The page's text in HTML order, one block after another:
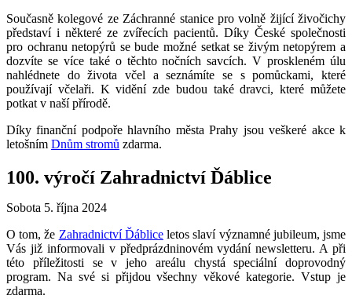
Současně kolegové ze Záchranné stanice pro volně žijící živočichy
představí i některé ze zvířecích pacientů. Díky České společnosti
pro ochranu netopýrů se bude možné setkat se živým netopýrem a
dozvíte se více také o těchto nočních savcích. V proskleném úlu
nahlédnete do života včel a seznámíte se s pomůckami, které
používají včelaři. K vidění zde budou také dravci, které můžete
potkat v naší přírodě.
Díky finanční podpoře hlavního města Prahy jsou veškeré akce k
letošním Dnům stromů zdarma.
100. výročí Zahradnictví Ďáblice
Sobota 5. října 2024
O tom, že Zahradnictví Ďábliceletos slaví významné jubileum, jsme
Vás již informovali v předprázdninovém vydání newsletteru. A při
této příležitosti se v jeho areálu chystá speciální doprovodný
program. Na své si přijdou všechny věkové kategorie. Vstup je
zdarma.